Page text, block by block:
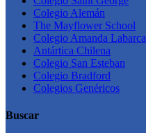
Colegio Alemán
The Mayflower School
Colegio Amanda Labarca
Antártica Chilena
Colegio San Esteban
Colegio Bradford
Colegios Genéricos
Buscar